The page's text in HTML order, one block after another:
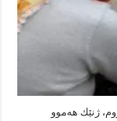
ژنێك هه‌موو